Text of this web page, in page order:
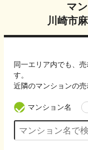
マ
川崎市
同一エリア内でも、
す。
近隣のマンションの売
マンション名